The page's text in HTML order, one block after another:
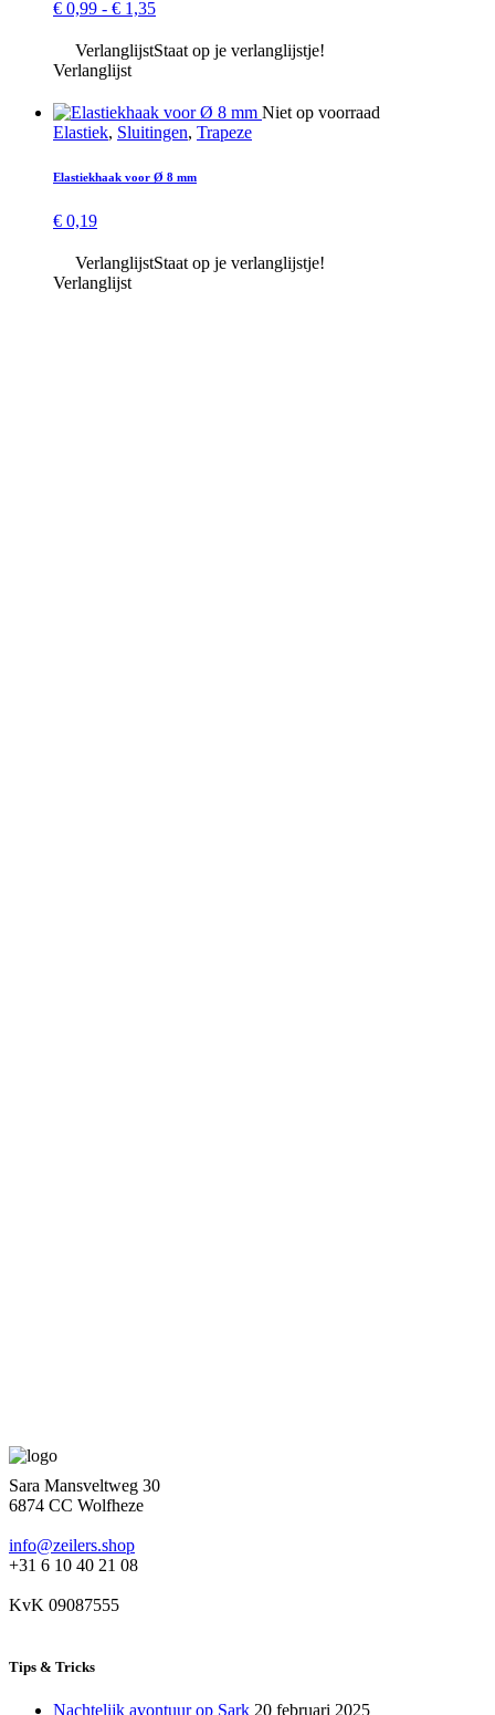
€ 0,99 - € 1,35Prijsklasse:
tot
VerlanglijstStaat op je verlanglijstje!
Verlanglijst
Niet op voorraad
Elastiek, Sluitingen, Trapeze
Elastiekhaak voor Ø 8 mm
€ 0,19
VerlanglijstStaat op je verlanglijstje!
Verlanglijst
Sara Mansveltweg 30
6874 CC Wolfheze
info@zeilers.shop
+31 6 10 40 21 08
KvK 09087555
Tips & Tricks
Nachtelijk avontuur op Sark 20 februari 2025